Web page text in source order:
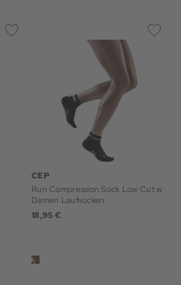
CEP
Run Compression Sock Low Cut w
Damen Laufsocken
18,95 €